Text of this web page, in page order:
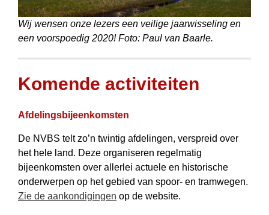
Wij wensen onze lezers een veilige jaarwisseling en
een voorspoedig 2020! Foto: Paul van Baarle.
Komende activiteiten
Afdelingsbijeenkomsten
De NVBS telt zo’n twintig afdelingen, verspreid over
het hele land. Deze organi­seren regelmatig
bijeenkomsten over allerlei actuele en historische
onderwerpen op het gebied van spoor- en tramwegen.
Zie de aankondigingen op de website.